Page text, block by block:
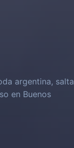
argentina, salta
en Buenos